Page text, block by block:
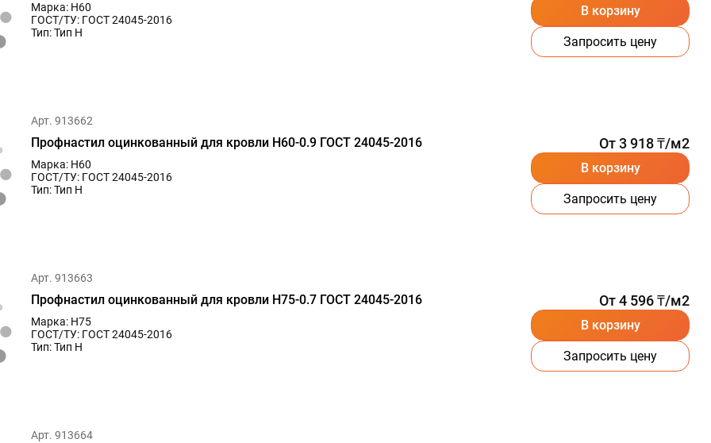
Марка: Н60
ГОСТ/ТУ: ГОСТ 24045-2016
Тип: Тип Н
В корзину
Запросить цену
Арт. 913662
Профнастил оцинкованный для кровли Н60-0.9 ГОСТ 24045-2016
Марка: Н60
ГОСТ/ТУ: ГОСТ 24045-2016
Тип: Тип Н
От 3 918 ₸/м2
В корзину
Запросить цену
Арт. 913663
Профнастил оцинкованный для кровли Н75-0.7 ГОСТ 24045-2016
Марка: Н75
ГОСТ/ТУ: ГОСТ 24045-2016
Тип: Тип Н
От 4 596 ₸/м2
В корзину
Запросить цену
Арт. 913664